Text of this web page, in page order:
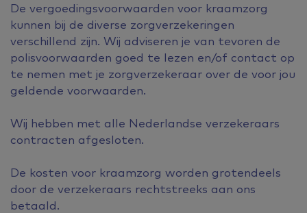
De vergoedingsvoorwaarden voor kraamzorg
kunnen bij de diverse zorgverzekeringen
verschillend zijn. Wij adviseren je van tevoren de
polisvoorwaarden goed te lezen en/of contact op
te nemen met je zorgverzekeraar over de voor jou
geldende voorwaarden.
Wij hebben met alle Nederlandse verzekeraars
contracten afgesloten.
De kosten voor kraamzorg worden grotendeels
door de verzekeraars rechtstreeks aan ons
betaald.